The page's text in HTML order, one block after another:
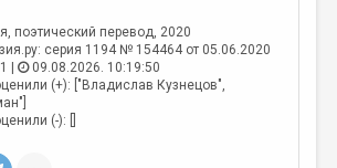
, поэтический перевод, 2020
серия 1194 № 154464 от 05.06.2020
|
09.08.2026. 10:19:50
(+): ["Владислав Кузнецов",
(-): []